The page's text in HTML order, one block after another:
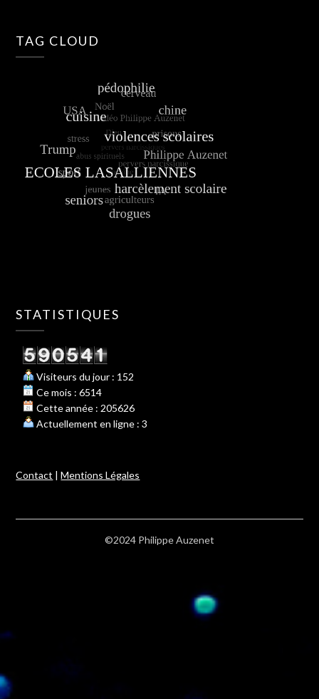
TAG CLOUD
STATISTIQUES
Visiteurs du jour : 152
Ce mois : 6514
Cette année : 205626
Actuellement en ligne : 3
Contact |Mentions Légales
©2024 Philippe Auzenet